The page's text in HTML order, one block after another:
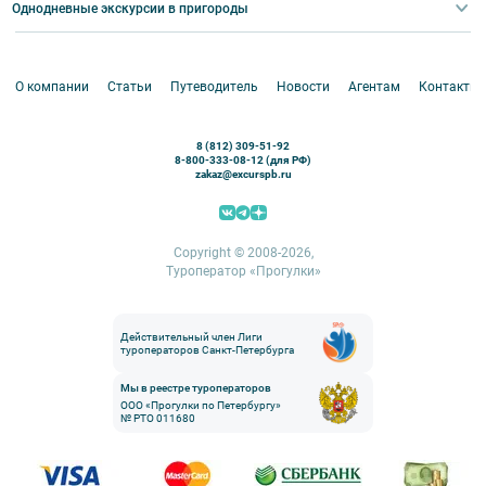
Круизы
Корпоративные мероприятия
Аренда водного транспорта
Однодневные экскурсии в пригороды
Кронштадт
Ораниенбаум
Пушкин (Царское село)
Выборг
О компании Статьи Путеводитель Новости Агентам Контакты
8 (812) 309-51-92
8-800-333-08-12 (для РФ)
zakaz@excurspb.ru
Copyright © 2008-2026,
Туроператор «Прогулки»
Действительный член Лиги
туроператоров Санкт-Петербурга
Мы в реестре туроператоров
ООО «Прогулки по Петербургу»
№ РТО 011680